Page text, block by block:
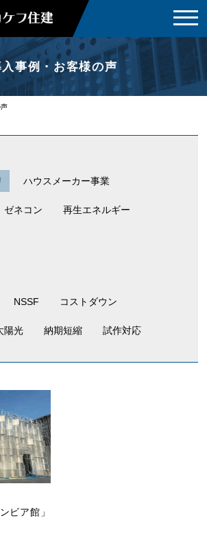
入事例・お客様の声
ハウスメーカー事業
ゼネコン 再生エネルギー
NSSF コストダウン
陽光 納期短縮 試作対応
ビア館」